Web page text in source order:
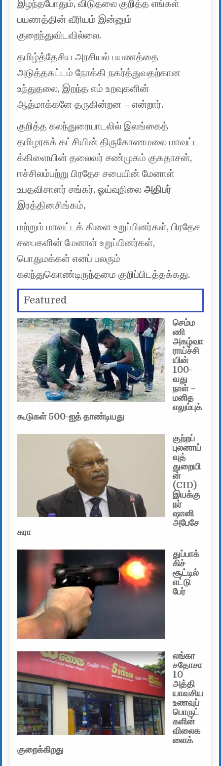
இழந்தபோதும், விடுதலை குறித்த எங்கள்
பயணத்தின் வீரியம் இன்னும்
குறைந்துவிடவில்லை.
தமிழ்த்தேசிய அரசியல் பயணத்தை
அடுத்தகட்டம் நோக்கி நகர்த்துவதற்கான
உந்துதலை, இறந்த எம் உறவுகளின்
ஆத்மாக்களே தருகின்றன – என்றார்.
குறித்த கலந்துரையாடலில் இலங்கைத்
தமிழரசுக் கட்சியின் திருகோணமலை மாவட்ட
க்கிளையின் தலைவர் சண்முகம் குகதாசன்,
ஈச்சிலம்பற்று பிரதேச சபையின் மேனாள்
உபதவிசாளர் சங்கர், ஓய்வுநிலைஅதிபர்
இரத்தினசிங்கம்,
மற்றும் மாவட்டக் கிளை உறுப்பினர்கள், பிரதேச
சபைகளின் மேனாள் உறுப்பினர்கள்,
பொதுமக்கள் எனப் பலரும்
கலந்துகொண்டிருந்தமை குறிப்பிடத்தக்கது.
Featured
செம்ம
ணி
அகழ்வா
ராய்ச்சி
யின்
100-
வது
நாள் –
மனித
எலும்புக்
கூடுகள் 500-ஐத் தாண்டியது
குற்றப்
புலனாய்
வுத்
துறையி
ன்
(CID)
இயக்கு
நர்
ஷானி
அபேசே
கரா
துப்பாக்
கிச்
சூட்டில்
எட்டு
பேர்
லங்கா
சதோசா
10
அத்தி
யாவசிய
உணவுப்
பொருட்
களின்
விலைக
ளைக்
குறைக்கிறது